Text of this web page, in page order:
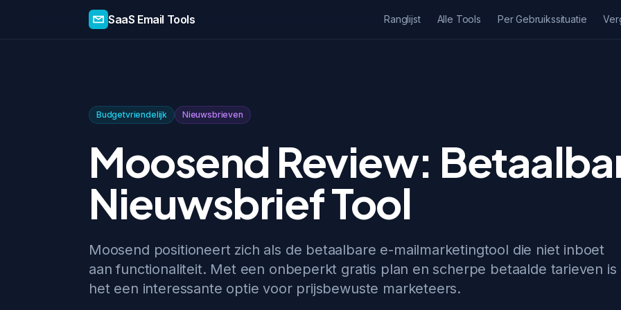
SaaS Email Tools Ranglijst Alle Tools Per Gebruikssituatie
Budgetvriendelijk Nieuwsbrieven
Moosend Review:
Nieuwsbrief Tool
Moosend positioneert zich als de betaalbare e-mailmarketingtool die niet inboet
aan functionaliteit. Met een onbeperkt gratis plan en scherpe betaalde tarieven is
het een interessante optie voor prijsbewuste marketeers.